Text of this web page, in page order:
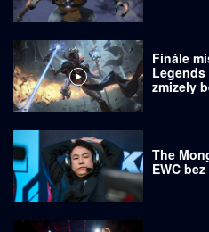
Finále
zmizely
The
EWC